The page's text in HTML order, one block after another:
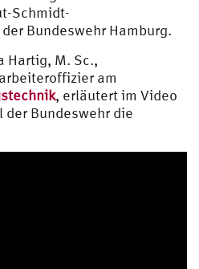
Schmidt-
Bundeswehr Hamburg.
Hartig, M. Sc.,
am
, erläutert im Video
der Bundeswehr die